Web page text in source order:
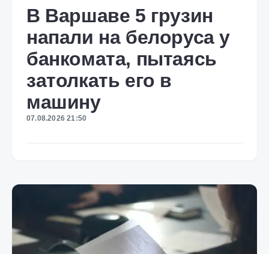
В Варшаве 5 грузин
напали на белоруса у
банкомата, пытаясь
затолкать его в
машину
07.08.2026 21:50